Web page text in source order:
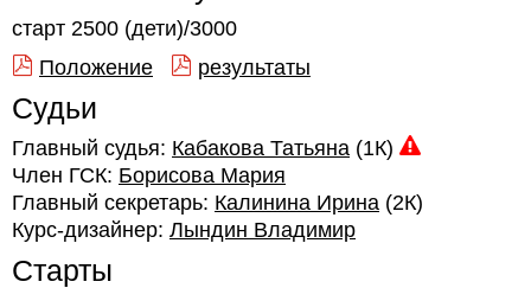
старт 2500 (дети)/3000
Положение
результаты
Судьи
Главный судья: Кабакова Татьяна (1К)
Член ГСК: Борисова Мария
Главный секретарь: Калинина Ирина (2К)
Курс-дизайнер: Лындин Владимир
Старты